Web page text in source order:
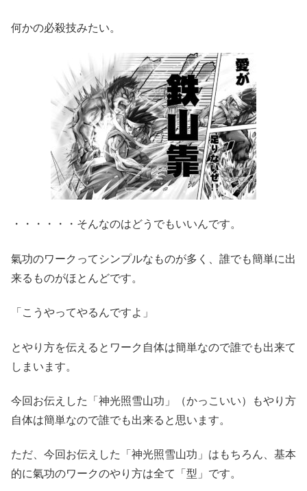
何かの必殺技みたい。
・・・・・・そんなのはどうでもいいんです。
氣功のワークってシンプルなものが多く、誰でも簡単に出
来るものがほとんどです。
「こうやってやるんですよ」
とやり方を伝えるとワーク自体は簡単なので誰でも出来て
しまいます。
今回お伝えした「神光照雪山功」（かっこいい）もやり方
自体は簡単なので誰でも出来ると思います。
ただ、今回お伝えした「神光照雪山功」はもちろん、基本
的に氣功のワークのやり方は全て「型」です。